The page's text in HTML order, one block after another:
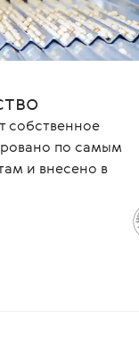
собственное
по самым
и внесено в